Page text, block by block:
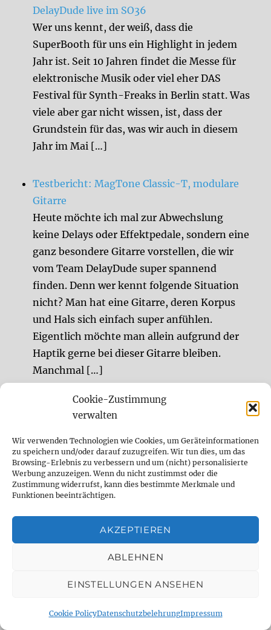
Cookie-Zustimmung
verwalten
Wir verwenden Technologien wie Cookies, um Geräteinformationen
zu speichern und/oder darauf zuzugreifen. Wir tun dies, um das
Browsing-Erlebnis zu verbessern und um (nicht) personalisierte
Werbung anzuzeigen. Wenn du nicht zustimmst oder die
Zustimmung widerrufst, kann dies bestimmte Merkmale und
Funktionen beeinträchtigen.
AKZEPTIEREN
ABLEHNEN
EINSTELLUNGEN ANSEHEN
Cookie PolicyDatenschutzbelehrungImpressum
DelayDude live im SO36
Wer uns kennt, der weiß, dass die
SuperBooth für uns ein Highlight in jedem
Jahr ist. Seit 10 Jahren findet die Messe für
elektronische Musik oder viel eher DAS
Festival für Synth-Freaks in Berlin statt. Was
viele aber gar nicht wissen, ist, dass der
Grundstein für das, was wir auch in diesem
Jahr im Mai […]
Testbericht: MagTone Classic-T, modulare
Gitarre
Heute möchte ich mal zur Abwechslung
keine Delays oder Effektpedale, sondern eine
ganz besondere Gitarre vorstellen, die wir
vom Team DelayDude super spannend
finden. Denn wer kennt folgende Situation
nicht? Man hat eine Gitarre, deren Korpus
und Hals sich einfach super anfühlen.
Eigentlich möchte man allein aufgrund der
Haptik gerne bei dieser Gitarre bleiben.
Manchmal […]
Sessionmusiker für Studioaufnahmen,
Sessionmusiker (Gitarre, Bass, Drums,
experimentelle Sounds) und Sounddesigner
Remote und im Studio.
DELAY DUDE- THE DELAY SPECIALIST
Analog Delay berlin